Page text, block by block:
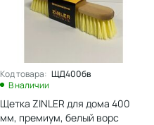
Код товара: ЩД400бв
В наличии
Щетка ZINLER для дома 400
мм, премиум, белый ворс